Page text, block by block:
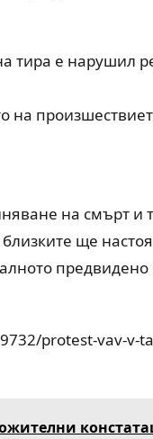
тира е нарушил
на
на смърт и
ще
предвидено
protest-vav-v-